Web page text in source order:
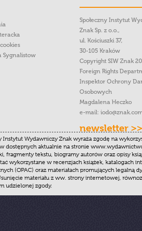
Sygnalistow
Społeczny Instytut
Znak Sp. z o.o.,
ul. Kościuszki 37,
30-105 Kraków
Copyright SIW Znak
Foreign Rights
Inspektor Ochrony
Osobowych
Magdalena Heczko
e-mail:
newsletter >>
Instytut Wydawniczy Znak wyraża zgodę na
dostępnych aktualnie na stronie
fragmenty tekstu, biogramy autorów oraz opisy
wykorzystane w recenzjach książek, katalogach
(OPAC) oraz materiałach promujących legalną
materiału z ww. strony internetowej,
udzielonej zgody.